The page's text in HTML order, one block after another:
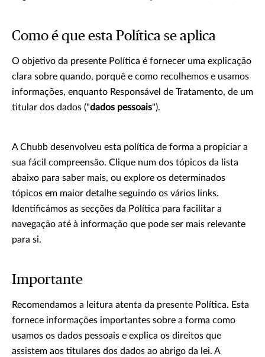
Como é que esta Política se aplica
O objetivo da presente Política é fornecer uma explicação
clara sobre quando, porquê e como recolhemos e usamos
informações, enquanto Responsável de Tratamento, de um
titular dos dados ("dados pessoais").
A Chubb desenvolveu esta política de forma a propiciar a
sua fácil compreensão. Clique num dos tópicos da lista
abaixo para saber mais, ou explore os determinados
tópicos em maior detalhe seguindo os vários links.
Identificámos as secções da Política para facilitar a
navegação até à informação que pode ser mais relevante
para si.
Importante
Recomendamos a leitura atenta da presente Política. Esta
fornece informações importantes sobre a forma como
usamos os dados pessoais e explica os direitos que
assistem aos titulares dos dados ao abrigo da lei. A